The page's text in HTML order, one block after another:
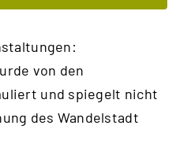
von den
und spiegelt nicht
des Wandelstadt